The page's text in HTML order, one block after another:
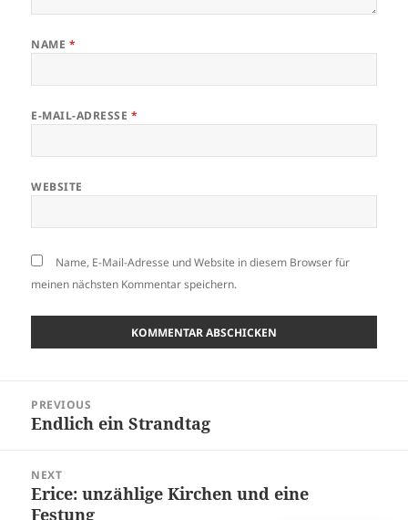
NAME *
E-MAIL-ADRESSE *
WEBSITE
Name, E-Mail-Adresse und Website in diesem Browser für
meinen nächsten Kommentar speichern.
PREVIOUS
Previous
Endlich ein Strandtag
NEXT
Next
post:
Erice: unzählige Kirchen und eine
Festung